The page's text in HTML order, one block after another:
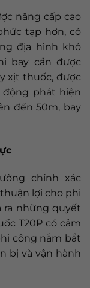
nâng cấp cao
tạp hơn, có
địa hình khó
bay cần được
xịt thuốc, được
phát hiện
đến 50m, bay
chính xác
lợi cho phi
ra những quyết
T20P có cảm
công nắm bắt
bị và vận hành